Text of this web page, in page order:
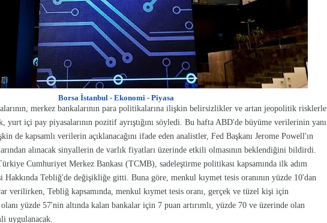
Borsa İstanbul - Ekonomi - Piyasa
merkez bankalarının para politikalarına ilişkin belirsizlikler ve artan jeopolitik risklerle
yurt içi pay piyasalarının pozitif ayrıştığını söyledi. Bu hafta ABD'de büyüme verilerinin yanı
de kapsamlı verilerin açıklanacağını ifade eden analistler, Fed Başkanı Jerome Powell'ın
alınacak sinyallerin de varlık fiyatları üzerinde etkili olmasının beklendiğini bildirdi.
Cumhuriyet Merkez Bankası (TCMB), sadeleştirme politikası kapsamında ilk adım
Hakkında Tebliğ'de değişikliğe gitti. Buna göre, menkul kıymet tesis oranının yüzde 10'dan
verilirken, Tebliğ kapsamında, menkul kıymet tesis oranı, gerçek ve tüzel kişi için
yüzde 57'nin altında kalan bankalar için 7 puan artırımlı, yüzde 70 ve üzerinde olan
uygulanacak.